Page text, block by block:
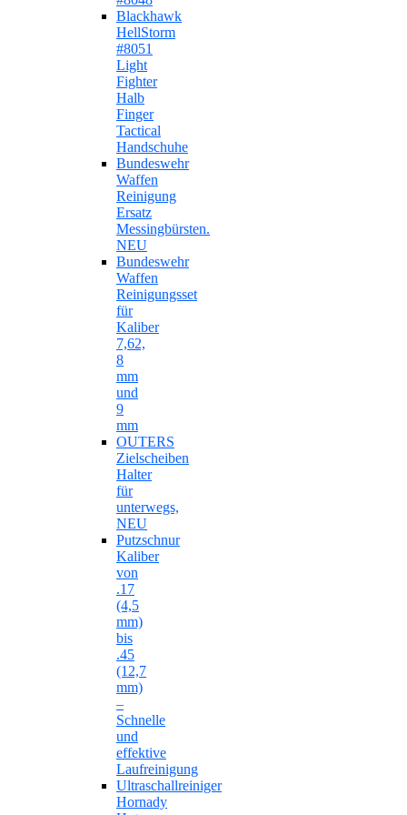
Blackhawk
HellStorm
#8051
Light
Fighter
Halb
Finger
Tactical
Handschuhe
Bundeswehr
Waffen
Reinigung
Ersatz
Messingbürsten.
NEU
Bundeswehr
Waffen
Reinigungsset
für
Kaliber
7,62,
8
mm
und
9
mm
OUTERS
Zielscheiben
Halter
für
unterwegs,
NEU
Putzschnur
Kaliber
von
.17
(4,5
mm)
bis
.45
(12,7
mm)
–
Schnelle
und
effektive
Laufreinigung
Ultraschallreiniger
Hornady